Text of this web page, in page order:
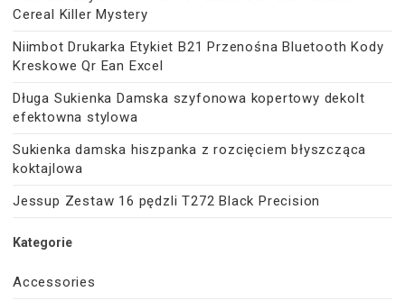
Cereal Killer Mystery
Niimbot Drukarka Etykiet B21 Przenośna Bluetooth Kody
Kreskowe Qr Ean Excel
Długa Sukienka Damska szyfonowa kopertowy dekolt
efektowna stylowa
Sukienka damska hiszpanka z rozcięciem błyszcząca
koktajlowa
Jessup Zestaw 16 pędzli T272 Black Precision
Kategorie
Accessories